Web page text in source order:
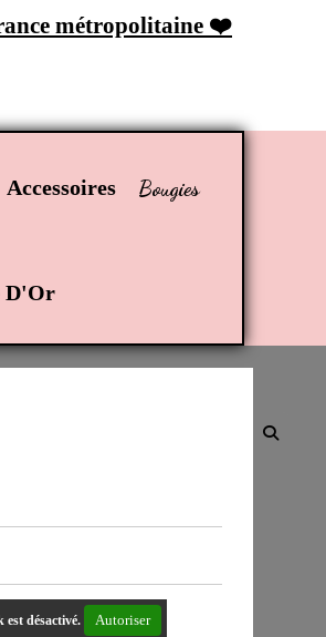
métropolitaine ❤️
Accessoires Bougies
D'Or
est désactivé. Autoriser